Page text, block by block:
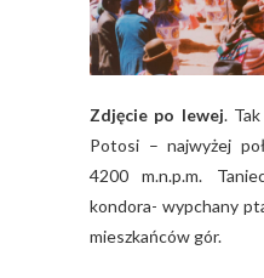
Zdjęcie po lewej.
Potosi – najwyżej
4200 m.n.p.m.
kondora- wypchany
mieszkańców gór.